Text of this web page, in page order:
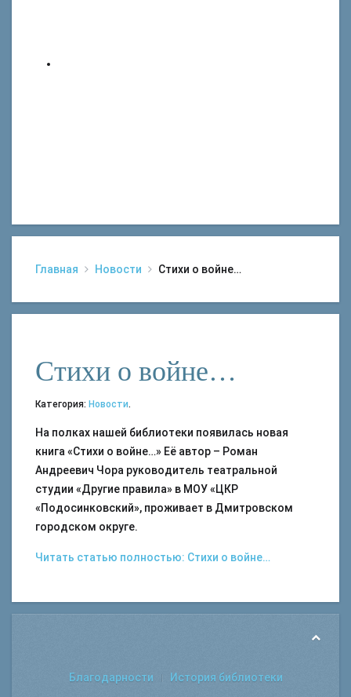
Главная Новости Стихи о войне…
Стихи о войне…
Категория: Новости.
На полках нашей библиотеки появилась новая
книга «Стихи о войне…» Её автор – Роман
Андреевич Чора руководитель театральной
студии «Другие правила» в МОУ «ЦКР
«Подосинковский», проживает в Дмитровском
городском округе.
Читать статью полностью: Стихи о войне…
Благодарности История библиотеки